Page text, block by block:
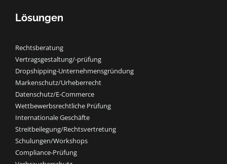
Lösungen
Rechtsberatung
Vertragsgestaltung/-prüfung
Dropshipping-Unternehmensgründung
Markenschutz/Urheberrecht
Datenschutz/E-Commerce
Wettbewerbsrechtliche Prüfung
Internationale Geschäfte
Streitbeilegung/Rechtsvertretung
Schulungen/Workshops
Compliance-Prüfung